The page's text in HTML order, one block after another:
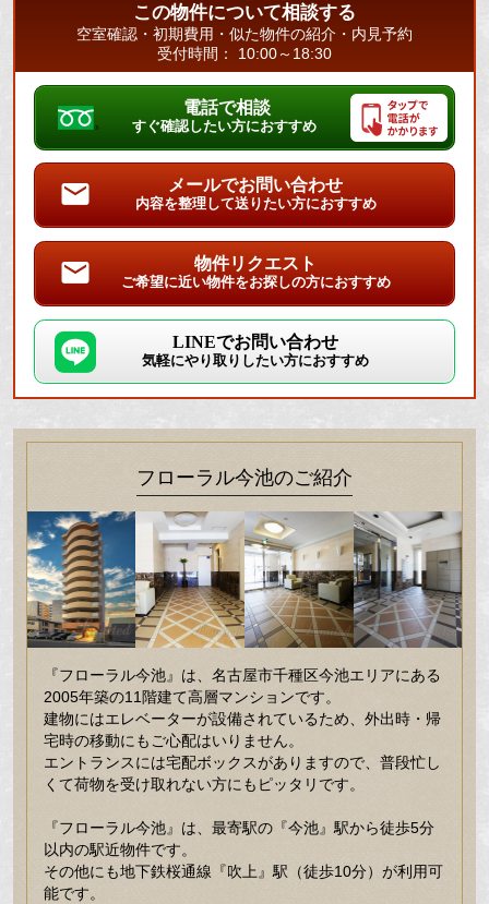
この物件について相談する
空室確認・初期費用・似た物件の紹介・内見予約
受付時間： 10:00～18:30
電話で相談
すぐ確認したい方におすすめ
メールでお問い合わせ
内容を整理して送りたい方におすすめ
物件リクエスト
ご希望に近い物件をお探しの方におすすめ
LINEでお問い合わせ
気軽にやり取りしたい方におすすめ
フローラル今池のご紹介
『フローラル今池』は、名古屋市千種区今池エリアにある
2005年築の11階建て高層マンションです。
建物にはエレベーターが設備されているため、外出時・帰
宅時の移動にもご心配はいりません。
エントランスには宅配ボックスがありますので、普段忙し
くて荷物を受け取れない方にもピッタリです。
『フローラル今池』は、最寄駅の『今池』駅から徒歩5分
以内の駅近物件です。
その他にも地下鉄桜通線『吹上』駅（徒歩10分）が利用可
能です。